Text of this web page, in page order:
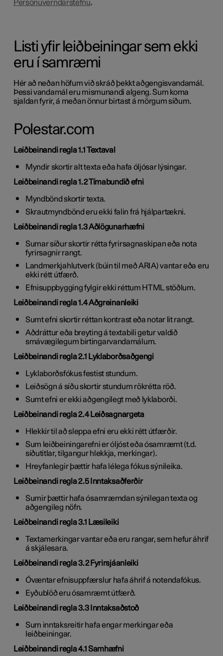
Persónuverndarstefnu.
Listi yfir leiðbeiningar sem ekki
eru í samræmi
Hér að neðan höfum við skráð þekkt aðgengisvandamál.
Þessi vandamál eru mismunandi algeng. Sum koma
sjaldan fyrir, á meðan önnur birtast á mörgum síðum.
Polestar.com
Leiðbeinandi regla 1.1 Textaval
Myndir skortir alt texta eða hafa óljósar lýsingar.
Leiðbeinandi regla 1.2 Tímabundið efni
Myndbönd skortir texta.
Skrautmyndbönd eru ekki falin frá hjálpartækni.
Leiðbeinandi regla 1.3 Aðlögunarhæfni
Sumar síður skortir rétta fyrirsagnaskipan eða nota
fyrirsagnir rangt.
Landmerkjahlutverk (búin til með ARIA) vantar eða eru
ekki rétt útfærð.
Efnisuppbygging fylgir ekki réttum HTML stöðlum.
Leiðbeinandi regla 1.4 Aðgreinanleiki
Sumt efni skortir réttan kontrast eða notar lit rangt.
Aðdráttur eða breyting á textabili getur valdið
smávægilegum birtingarvandamálum.
Leiðbeinandi regla 2.1 Lyklaborðsaðgengi
Lyklaborðsfókus festist stundum.
Leiðsögn á síðu skortir stundum rökrétta röð.
Sumt efni er ekki aðgengilegt með lyklaborði.
Leiðbeinandi regla 2.4 Leiðsagnargeta
Hlekkir til að sleppa efni eru ekki rétt útfærðir.
Sum leiðbeiningarefni er óljóst eða ósamræmt (t.d.
síðutitlar, tilgangur hlekkja, merkingar).
Hreyfanlegir þættir hafa lélega fókus sýnileika.
Leiðbeinandi regla 2.5 Inntaksaðferðir
Sumir þættir hafa ósamræmdan sýnilegan texta og
aðgengileg nöfn.
Leiðbeinandi regla 3.1 Læsileiki
Textamerkingar vantar eða eru rangar, sem hefur áhrif
á skjálesara.
Leiðbeinandi regla 3.2 Fyrirsjáanleiki
Óvæntar efnisuppfærslur hafa áhrif á notendafókus.
Eyðublöð eru ósamræmt útfærð.
Leiðbeinandi regla 3.3 Inntaksaðstoð
Sum inntaksreitir hafa engar merkingar eða
leiðbeiningar.
Leiðbeinandi regla 4.1 Samhæfni